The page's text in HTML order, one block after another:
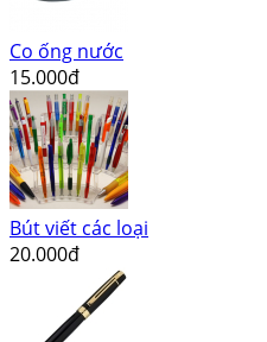
Co ống nước
15.000đ
Bút viết các loại
20.000đ